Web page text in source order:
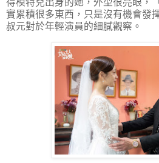
得模特兒出身的她，外型很亮眼，
實累積很多東西，只是沒有機會發
叔元對於年輕演員的細膩觀察。